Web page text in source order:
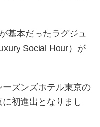
基本だったラグジュ
Social Hour）が
ーズンズホテル東京の
初進出となりまし